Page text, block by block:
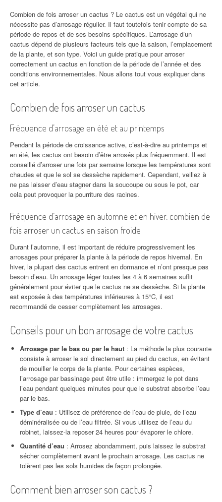
Combien de fois arroser un cactus ? Le cactus est un végétal qui ne
nécessite pas d’arrosage régulier. Il faut toutefois tenir compte de sa
période de repos et de ses besoins spécifiques. L’arrosage d’un
cactus dépend de plusieurs facteurs tels que la saison, l’emplacement
de la plante, et son type. Voici un guide pratique pour arroser
correctement un cactus en fonction de la période de l’année et des
conditions environnementales. Nous allons tout vous expliquer dans
cet article.
Combien de fois arroser un cactus
Fréquence d’arrosage en été et au printemps
Pendant la période de croissance active, c’est-à-dire au printemps et
en été, les cactus ont besoin d’être arrosés plus fréquemment. Il est
conseillé d’arroser une fois par semaine lorsque les températures sont
chaudes et que le sol se dessèche rapidement. Cependant, veillez à
ne pas laisser d’eau stagner dans la soucoupe ou sous le pot, car
cela peut provoquer la pourriture des racines.
Fréquence d’arrosage en automne et en hiver, combien de
fois arroser un cactus en saison froide
Durant l’automne, il est important de réduire progressivement les
arrosages pour préparer la plante à la période de repos hivernal. En
hiver, la plupart des cactus entrent en dormance et n’ont presque pas
besoin d’eau. Un arrosage léger toutes les 4 à 6 semaines suffit
généralement pour éviter que le cactus ne se dessèche. Si la plante
est exposée à des températures inférieures à 15°C, il est
recommandé de cesser complètement les arrosages.
Conseils pour un bon arrosage de votre cactus
Arrosage par le bas ou par le haut : La méthode la plus courante
consiste à arroser le sol directement au pied du cactus, en évitant
de mouiller le corps de la plante. Pour certaines espèces,
l’arrosage par bassinage peut être utile : immergez le pot dans
l’eau pendant quelques minutes pour que le substrat absorbe l’eau
par le bas.
Type d’eau : Utilisez de préférence de l’eau de pluie, de l’eau
déminéralisée ou de l’eau filtrée. Si vous utilisez de l’eau du
robinet, laissez-la reposer 24 heures pour évaporer le chlore.
Quantité d’eau : Arrosez abondamment, puis laissez le substrat
sécher complètement avant le prochain arrosage. Les cactus ne
tolèrent pas les sols humides de façon prolongée.
Comment bien arroser son cactus ?